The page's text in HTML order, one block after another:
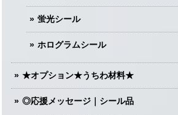
蛍光シール
ホログラムシール
★オプション★うちわ材料★
◎応援メッセージ｜シール品